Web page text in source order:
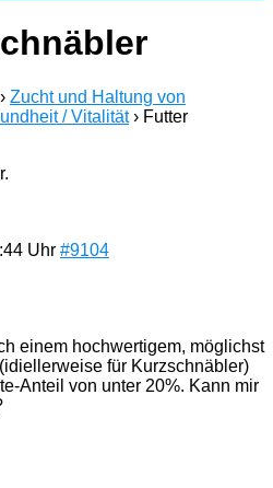
› Zucht und Haltung von
/ Vitalität › Futter
Uhr #9104
einem hochwertigem, möglichst
für Kurzschnäbler)
Anteil von unter 20%. Kann mir